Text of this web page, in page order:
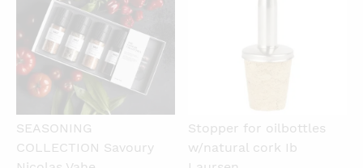
SEASONING
COLLECTION Savoury
Stopper for oilbottles
w/natural cork Ib